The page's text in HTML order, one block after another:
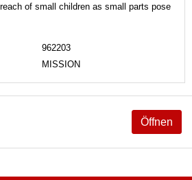
of small children as small parts pose
962203
MISSION
Öffnen